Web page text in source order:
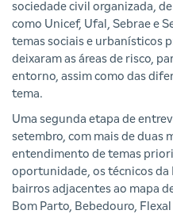
sociedade civil organizada,
como Unicef, Ufal, Sebrae e
temas sociais e urbanísticos
deixaram as áreas de risco,
entorno, assim como das
tema.
Uma segunda etapa de
setembro, com mais de duas
entendimento de temas
oportunidade, os técnicos da
bairros adjacentes ao mapa
Bom Parto, Bebedouro,